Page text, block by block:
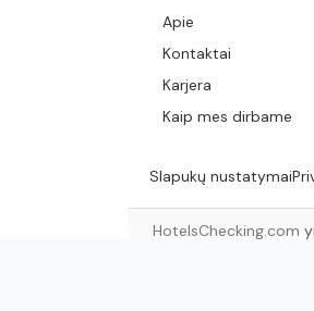
Apie
Kontaktai
Karjera
Kaip mes dirbame
Slapukų nustatymai
HotelsChecking.com